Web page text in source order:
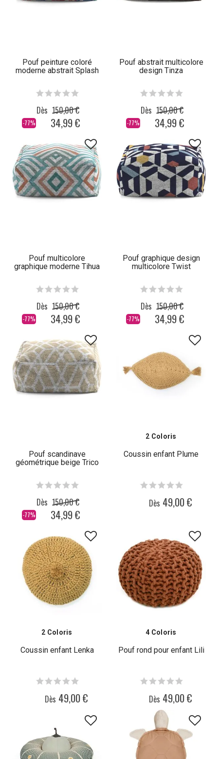
Pouf peinture coloré
moderne abstrait Splash
-77%
Dès 150,00 €
34,99 €
Pouf abstrait multicolore
design Tinza
-77%
Dès 150,00 €
34,99 €
Pouf multicolore
graphique moderne Tihua
-77%
Dès 150,00 €
34,99 €
Pouf graphique design
multicolore Twist
-77%
Dès 150,00 €
34,99 €
Pouf scandinave
géométrique beige Trico
-77%
Dès 150,00 €
34,99 €
2 Coloris
Coussin enfant Plume
Dès 49,00 €
2 Coloris
Coussin enfant Lenka
Dès 49,00 €
4 Coloris
Pouf rond pour enfant Lili
Dès 49,00 €